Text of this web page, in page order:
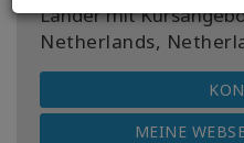
Länder mit
Netherlands,
MEINE